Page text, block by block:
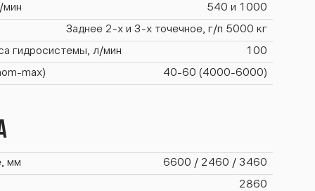
мин 540 и 1000
Заднее 2-х и 3-х точечное, г/п 5000 кг
гидросистемы, л/мин 100
max) 40-60 (4000-6000)
мм 6600 / 2460 / 3460
2860